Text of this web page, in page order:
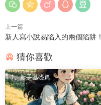
上一篇
新人寫小說易陷入的兩個陷阱！
猜你喜歡
1、新手基礎篇